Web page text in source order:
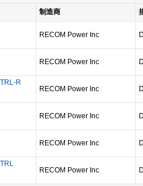
制造商
RECOM Power Inc
RECOM Power Inc
R
RECOM Power Inc
RECOM Power Inc
RECOM Power Inc
RECOM Power Inc